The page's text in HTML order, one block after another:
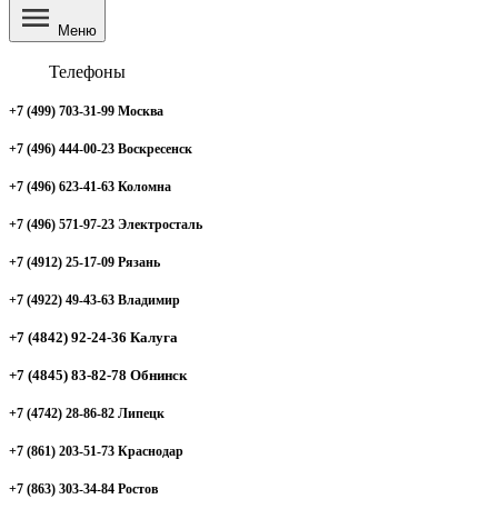
Меню
Телефоны
+7 (499) 703-31-99 Москва
+7 (496) 444-00-23 Воскресенск
+7 (496) 623-41-63 Коломна
+7 (496) 571-97-23 Электросталь
+7 (4912) 25-17-09 Рязань
+7 (4922) 49-43-63 Владимир
+7 (4842) 92-24-36 Калуга
+7 (4845) 83-82-78 Обнинск
+7 (4742) 28-86-82 Липецк
+7 (861) 203-51-73 Краснодар
+7 (863) 303-34-84 Ростов